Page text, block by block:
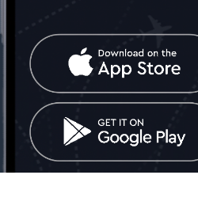
Контакт
Грузия: Тбилиси
Телефон: +442030340050
Email:info@mobinex.com